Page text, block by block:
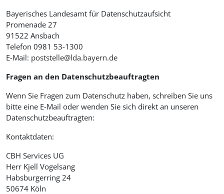
Bayerisches Landesamt für Datenschutzaufsicht
Promenade 27
91522 Ansbach
Telefon 0981 53-1300
E-Mail: poststelle@lda.bayern.de
Fragen an den Datenschutzbeauftragten
Wenn Sie Fragen zum Datenschutz haben, schreiben Sie uns
bitte eine E-Mail oder wenden Sie sich direkt an unseren
Datenschutzbeauftragten:
Kontaktdaten:
CBH Services UG
Herr Kjell Vogelsang
Habsburgerring 24
50674 Köln